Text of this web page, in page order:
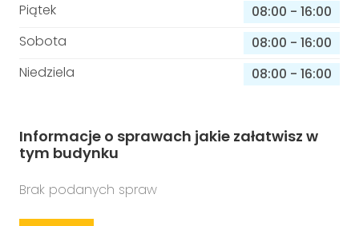
Piątek
08:00 - 16:00
Sobota
08:00 - 16:00
Niedziela
08:00 - 16:00
Informacje o sprawach jakie załatwisz w
tym budynku
Brak podanych spraw